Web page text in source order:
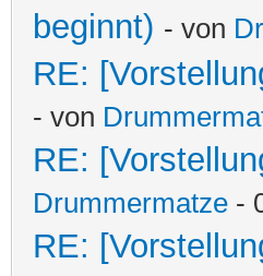
beginnt) - von
RE:
- von
RE:
Drummermatze -
RE: